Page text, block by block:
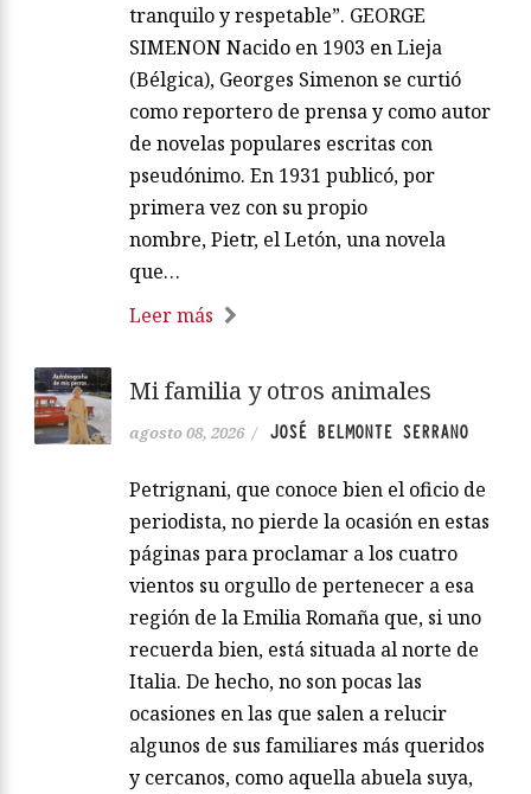
tranquilo y respetable”. GEORGE
SIMENON Nacido en 1903 en Lieja
(Bélgica), Georges Simenon se curtió
como reportero de prensa y como autor
de novelas populares escritas con
pseudónimo. En 1931 publicó, por
primera vez con su propio
nombre, Pietr, el Letón, una novela
que…
Leer más
Mi familia y otros animales
agosto 08, 2026 / JOSÉ BELMONTE SERRANO
Petrignani, que conoce bien el oficio de
periodista, no pierde la ocasión en estas
páginas para proclamar a los cuatro
vientos su orgullo de pertenecer a esa
región de la Emilia Romaña que, si uno
recuerda bien, está situada al norte de
Italia. De hecho, no son pocas las
ocasiones en las que salen a relucir
algunos de sus familiares más queridos
y cercanos, como aquella abuela suya,